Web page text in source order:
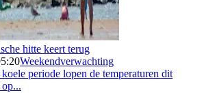
hitte keert terug
Weekendverwachting
periode lopen de temperaturen dit